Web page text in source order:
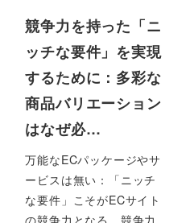
競争力を持った「ニ
ッチな要件」を実現
するために：多彩な
商品バリエーション
はなぜ必…
万能なECパッケージやサ
ービスは無い：「ニッチ
な要件」こそがECサイト
の競争力となる、競争力